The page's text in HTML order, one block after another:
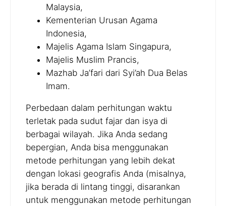
Malaysia,
Kementerian Urusan Agama
Indonesia,
Majelis Agama Islam Singapura,
Majelis Muslim Prancis,
Mazhab Ja’fari dari Syi’ah Dua Belas
Imam.
Perbedaan dalam perhitungan waktu
terletak pada sudut fajar dan isya di
berbagai wilayah. Jika Anda sedang
bepergian, Anda bisa menggunakan
metode perhitungan yang lebih dekat
dengan lokasi geografis Anda (misalnya,
jika berada di lintang tinggi, disarankan
untuk menggunakan metode perhitungan